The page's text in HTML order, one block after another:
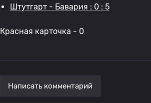
Штутгарт - Бавария : 0 : 5
Красная карточка - 0
Написать комментарий